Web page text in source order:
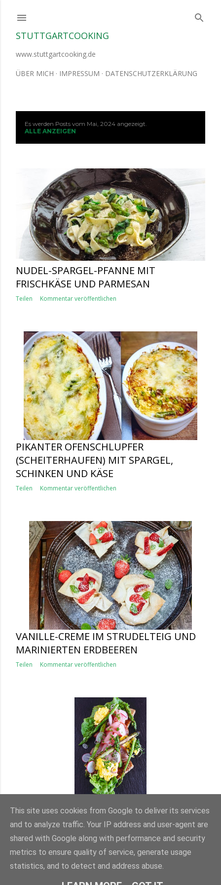
STUTTGARTCOOKING
www.stuttgartcooking.de
ÜBER MICH IMPRESSUM DATENSCHUTZERKLÄRUNG
Es werden Posts vom Mai, 2024 angezeigt.
ALLE ANZEIGEN
NUDEL-SPARGEL-PFANNE MIT
FRISCHKÄSE UND PARMESAN
Teilen Kommentar veröffentlichen
PIKANTER OFENSCHLUPFER
(SCHEITERHAUFEN) MIT SPARGEL,
SCHINKEN UND KÄSE
Teilen Kommentar veröffentlichen
VANILLE-CREME IM STRUDELTEIG UND
MARINIERTEN ERDBEEREN
Teilen Kommentar veröffentlichen
SPARGEL-BROT UND MEHR.....
Teilen Kommentar veröffentlichen
ÄLTERE POSTS
This site uses cookies from Google to deliver its services
and to analyze traffic. Your IP address and user-agent are
shared with Google along with performance and security
metrics to ensure quality of service, generate usage
statistics, and to detect and address abuse.